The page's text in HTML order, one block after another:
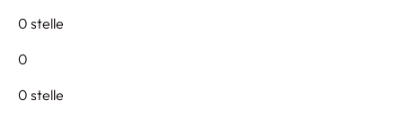
0 stelle
0
0 stelle